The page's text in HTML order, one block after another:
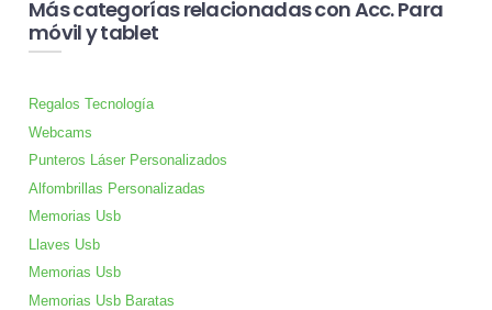
Más categorías relacionadas con Acc. Para
móvil y tablet
Regalos Tecnología
Webcams
Punteros Láser Personalizados
Alfombrillas Personalizadas
Memorias Usb
Llaves Usb
Memorias Usb
Memorias Usb Baratas